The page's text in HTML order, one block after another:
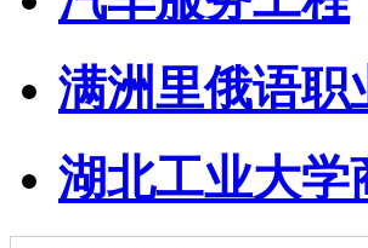
满洲里俄语职
湖北工业大学